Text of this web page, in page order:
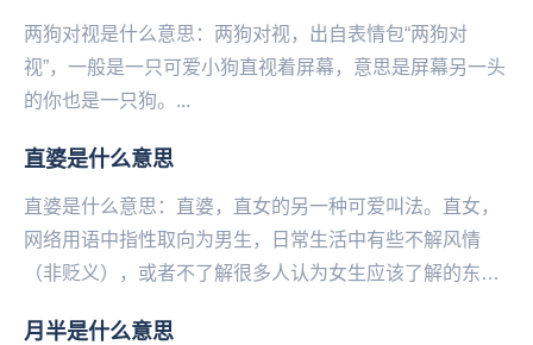
两狗对视是什么意思：两狗对视，出自表情包“两狗对
视”，一般是一只可爱小狗直视着‌‌‌‌‌‌‌‌‌‌‌‌‌屏幕，意思是屏幕另一头
的你也是一只狗。...
直婆是什么意思
直婆是什么意思：直婆，直女的另‌‌‌‌‌‌‌‌‌‌一种可爱叫法。直女，
网络用语中指‌‌‌‌‌‌‌‌‌‌‌性取向为男生，日常生活中有些不解风情
（非贬义），或者不了解很多人认为女生应该了解的东西
月半是什么意思